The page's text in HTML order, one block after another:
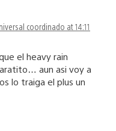
coordinado at 14:11
el heavy rain
aun asi voy a
lo traiga el plus un